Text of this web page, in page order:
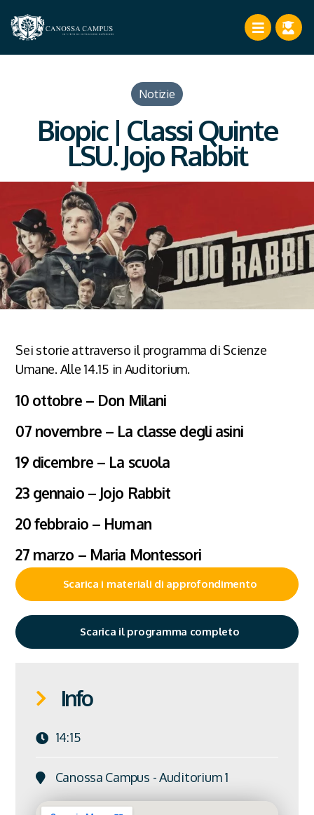
Notizie
Biopic | Classi Quinte
LSU. Jojo Rabbit
Sei storie attraverso il programma di Scienze
Umane. Alle 14.15 in Auditorium.
10 ottobre – Don Milani
07 novembre – La classe degli asini
19 dicembre – La scuola
23 gennaio – Jojo Rabbit
20 febbraio – Human
27 marzo – Maria Montessori
Scarica i materiali di approfondimento
Scarica il programma completo
Info
14:15
Canossa Campus - Auditorium 1